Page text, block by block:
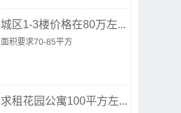
城区1-3楼价格在80万左...
面积要求70-85平方
求租花园公寓100平方左...